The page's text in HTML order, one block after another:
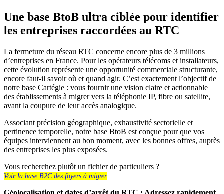
Une base BtoB ultra ciblée pour identifier
les entreprises raccordées au RTC
La fermeture du réseau RTC concerne encore plus de 3 millions
d’entreprises en France. Pour les opérateurs télécoms et installateurs,
cette évolution représente une opportunité commerciale structurante,
encore faut-il savoir où et quand agir. C’est exactement l’objectif de
notre base Cartégie : vous fournir une vision claire et actionnable
des établissements à migrer vers la téléphonie IP, fibre ou satellite,
avant la coupure de leur accès analogique.
Associant précision géographique, exhaustivité sectorielle et
pertinence temporelle, notre base BtoB est conçue pour que vos
équipes interviennent au bon moment, avec les bonnes offres, auprès
des entreprises les plus exposées.
Vous recherchez plutôt un fichier de particuliers ?
Voir la base B2C des foyers à migrer